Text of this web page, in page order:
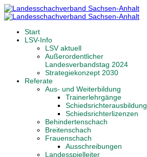
Start
LSV-Info
LSV aktuell
Außerordentlicher
Landesverbandstag 2024
Strategiekonzept 2030
Referate
Aus- und Weiterbildung
Trainerlehrgänge
Schiedsrichterausbildung
Schiedsrichterlizenzen
Behindertenschach
Breitenschach
Frauenschach
Ausschreibungen
Landesspielleiter